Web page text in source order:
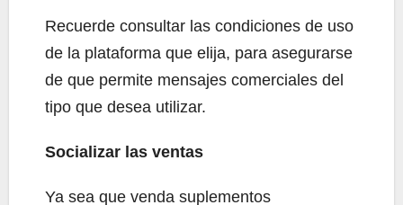
Recuerde consultar las condiciones de uso
de la plataforma que elija, para asegurarse
de que permite mensajes comerciales del
tipo que desea utilizar.
Socializar las ventas
Ya sea que venda suplementos